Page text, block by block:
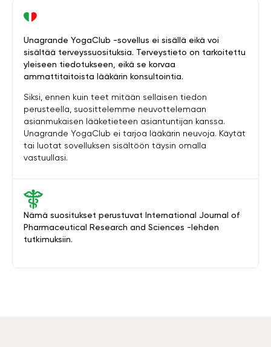
Nämä suositukset perustuvat International Journal of
Pharmaceutical Research and Sciences -lehden
tutkimuksiin.
Unagrande YogaClub -sovellus ei sisällä eikä voi
sisältää terveyssuosituksia. Terveystieto on tarkoitettu
yleiseen tiedotukseen, eikä se korvaa
ammattitaitoista lääkärin konsultointia.
Siksi, ennen kuin teet mitään sellaisen tiedon
perusteella, suosittelemme neuvottelemaan
asianmukaisen lääketieteen asiantuntijan kanssa.
Unagrande YogaClub ei tarjoa lääkärin neuvoja. Käytät
tai luotat sovelluksen sisältöön täysin omalla
vastuullasi.